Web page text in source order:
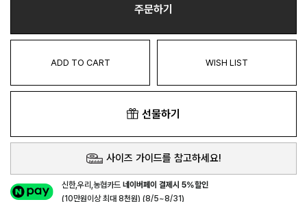
주문하기
ADD TO CART WISH LIST
선물하기
사이즈 가이드를 참고하세요!
신한,우리,농협카드네이버페이 결제시 5%할인
(10만원이상 최대 8천원) (8/5~8/31)